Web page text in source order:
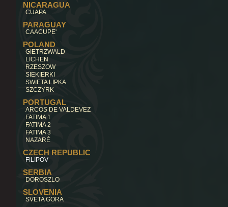
NICARAGUA
CUAPA
PARAGUAY
CAACUPE'
POLAND
GIETRZWALD
LICHEN
RZESZOW
SIEKIERKI
SWIETA LIPKA
SZCZYRK
PORTUGAL
ARCOS DE VALDEVEZ
FATIMA 1
FATIMA 2
FATIMA 3
NAZARÉ
CZECH REPUBLIC
FILIPOV
SERBIA
DOROSZLO
SLOVENIA
SVETA GORA